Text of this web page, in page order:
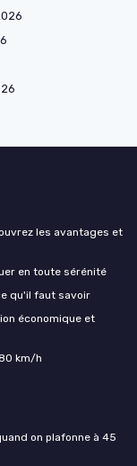
les avantages et
en toute sérénité
qu'il faut savoir
économique et
km/h
on plafonne à 45